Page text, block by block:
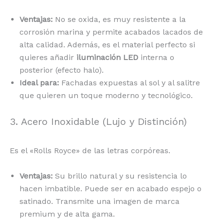
Ventajas: No se oxida, es muy resistente a la
corrosión marina y permite acabados lacados de
alta calidad. Además, es el material perfecto si
quieres añadir iluminación LED interna o
posterior (efecto halo).
Ideal para: Fachadas expuestas al sol y al salitre
que quieren un toque moderno y tecnológico.
3. Acero Inoxidable (Lujo y Distinción)
Es el «Rolls Royce» de las letras corpóreas.
Ventajas: Su brillo natural y su resistencia lo
hacen imbatible. Puede ser en acabado espejo o
satinado. Transmite una imagen de marca
premium y de alta gama.